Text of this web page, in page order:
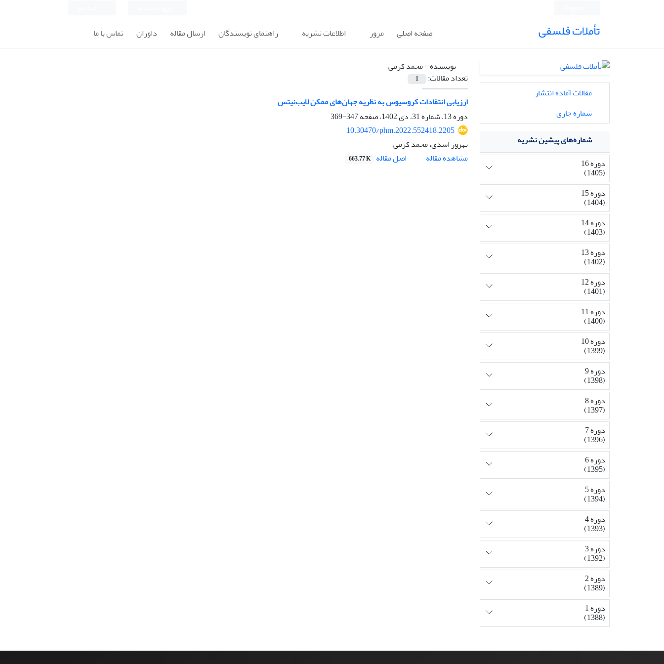
تأملات فلسفی صفحه اصلی مرور اطلاعات نشریه راهنمای نویسندگان ارسال مقاله داوران تماس با ما
نویسنده =محمد کرمی
تعداد مقالات:
1
ارزیابی انتقادات کروسیوس به نظریه جهان‌های ممکن لایب‌نیتس
دوره 13، شماره 31، دی 1402، صفحه
347-369
10.30470/phm.2022.552418.2205
بهروز اسدی، محمد کرمی
مشاهده مقاله
اصل مقاله 663.77 K
مقالات آماده انتشار
شماره جاری
شماره‌های پیشین نشریه
دوره 16
(1405)
دوره 15
(1404)
دوره 14
(1403)
دوره 13
(1402)
دوره 12
(1401)
دوره 11
(1400)
دوره 10
(1399)
دوره 9
(1398)
دوره 8
(1397)
دوره 7
(1396)
دوره 6
(1395)
دوره 5
(1394)
دوره 4
(1393)
دوره 3
(1392)
دوره 2
(1389)
دوره 1
(1388)